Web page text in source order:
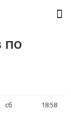
по
сб 18:58